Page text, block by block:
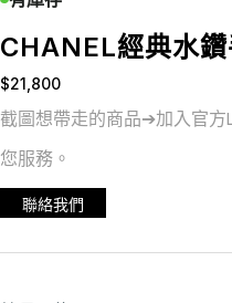
CHANEL經典水
$21,800
截圖想帶走的商品➔加入官方
您服務。
聯絡我們